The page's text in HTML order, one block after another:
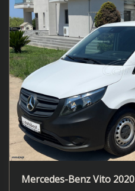
Mercedes-Benz Vito 2020